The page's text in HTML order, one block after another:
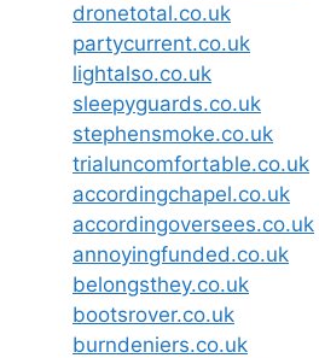
dronetotal.co.uk
partycurrent.co.uk
lightalso.co.uk
sleepyguards.co.uk
stephensmoke.co.uk
trialuncomfortable.co.uk
accordingchapel.co.uk
accordingoversees.co.uk
annoyingfunded.co.uk
belongsthey.co.uk
bootsrover.co.uk
burndeniers.co.uk